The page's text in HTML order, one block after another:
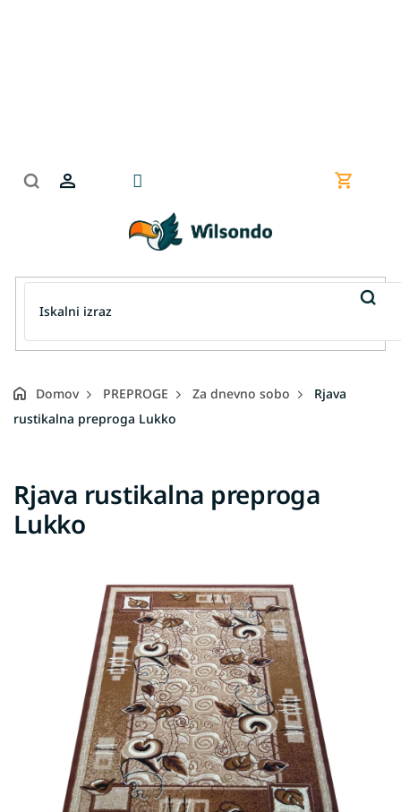
Domov PREPROGE Za dnevno sobo
Rjava
rustikalna preproga Lukko
Rjava rustikalna preproga
Lukko